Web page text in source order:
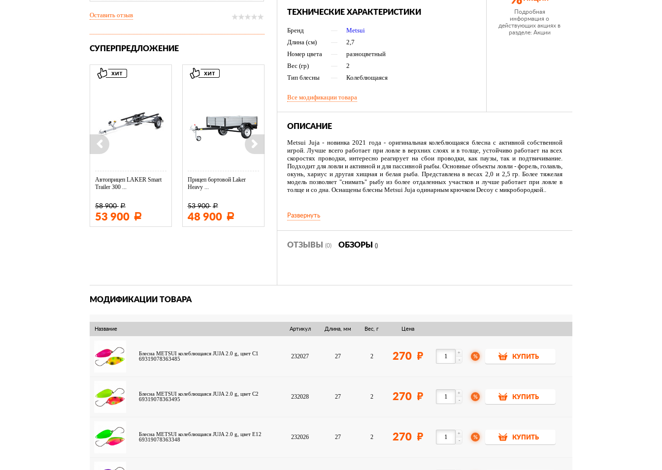
ТЕХНИЧЕСКИЕ ХАРАКТЕРИСТИКИ
Бренд —
Metsui
Длина (см)
—
2,7
Номер цвета
—
разноцветный
Вес (гр)
—
2
Тип блесны
— Колеблющаяся
Все модификации товара
Подробная
информация о
действующих акциях в
разделе: Акции
ОПИСАНИЕ
Metsui Juja - новинка 2021 года - оригинальная колеблющаяся блесна с активной собственной
игрой. Лучше всего работает при ловле в верхних слоях и в толще, устойчиво работает на всех
скоростях проводки, интересно реагирует на сбои проводки, как паузы, так и подтвичивание.
Подходит для ловли и активной и для пассивной рыбы. Основные объекты ловли - форель, голавль,
окунь, хариус и другая хищная и белая рыба. Представлена в весах 2,0 и 2,5 гр. Более тяжелая
модель позволяет "снимать" рыбу из более отдаленных участков и лучше работает при ловле в
толще и со дна. Оснащены блесны Metsui Juja одинарным крючком Decoy с микробородкой..
Развернуть
ОТЗЫВЫ (0) ОБЗОРЫ ()
Оставить отзыв
СУПЕРПРЕДЛОЖЕНИЕ
Автоприцеп LAKER Smart
Trailer 300 ...
58 900 Р
53 900 Р
Прицеп бортовой Laker
Heavy ...
53 900 Р
48 900 Р
Тент LAKER с каркасом для
11 600 Р
Тент LAKER с каркасом для
Тент LAKER с каркасом для
Тент LAKER с каркасом для
МОДИФИКАЦИИ ТОВАРА
Название Артикул Длина, мм Вес, г Цена
Блесна METSUI колеблющаяся JUJA 2.0 g, цвет C1
69319078363485
232027 27 2 270 -
+
% КУПИТЬ
Блесна METSUI колеблющаяся JUJA 2.0 g, цвет C2
69319078363495
232028 27 2 270 -
+
% КУПИТЬ
Блесна METSUI колеблющаяся JUJA 2.0 g, цвет E12
69319078363348
232026 27 2 270 -
+
% КУПИТЬ